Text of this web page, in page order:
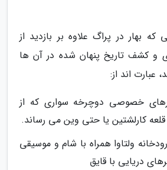
که بهار در پراگ علاوه بر بازدید از
و کشف تاریخ پنهان شده در آن ها
عبارت اند از:
خصوصی دوچرخه سواری که از
قلعه کارلشتین یا حتی وین می رساند.
ولتاوا همراه با شام و موسیقی
دریایی با قایق